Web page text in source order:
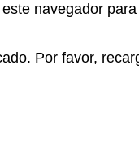
navegador
Por favor,